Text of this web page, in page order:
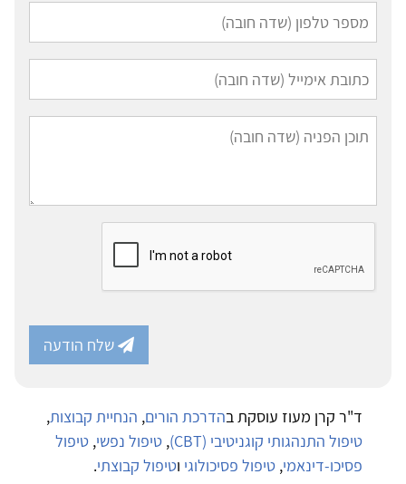
שלח הודעה
ד"ר קרן מעוז עוסקת בהדרכת הורים, הנחיית קבוצות,
טיפול התנהגותי קוגניטיבי (CBT)
, טיפול נפשי, טיפול
פסיכו-דינאמי, טיפול פסיכולוגי וטיפול קבוצתי.